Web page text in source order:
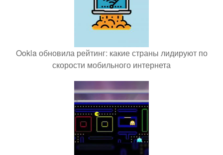
Ookla обновила рейтинг: какие страны лидируют по
скорости мобильного интернета